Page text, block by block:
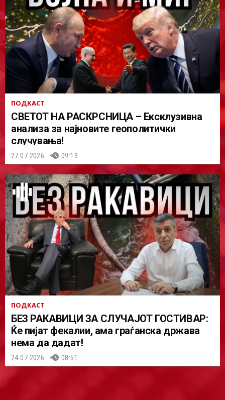
ПОДКАСТ
СВЕТОТ НА РАСКРСНИЦА – Ексклузивна
анализа за најновите геополитички
случувања!
27.07.2026. 09:19
ПОДКАСТ
БЕЗ РАКАВИЦИ ЗА СЛУЧАЈОТ ГОСТИВАР:
Ќе пијат фекалии, ама граѓанска држава
нема да дадат!
24.07.2026. 08:51